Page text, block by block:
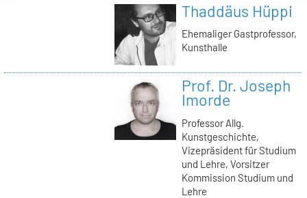
Thaddäus Hüppi
Ehemaliger Gastprofessor,
Kunsthalle
Prof. Dr. Joseph
Imorde
Professor Allg.
Kunstgeschichte,
Vizepräsident für Studium
und Lehre, Vorsitzer
Kommission Studium und
Lehre